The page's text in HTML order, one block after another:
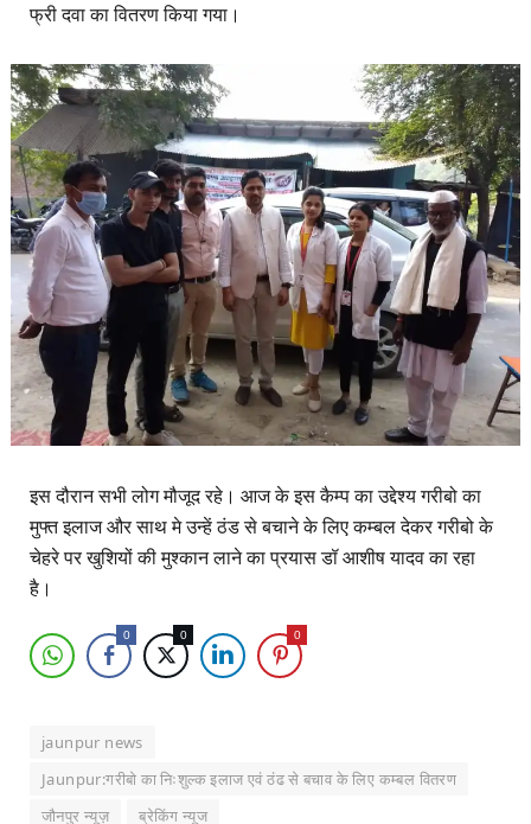
फ्री दवा का वितरण किया गया।
इस दौरान सभी लोग मौजूद रहे। आज के इस कैम्प का उद्देश्य गरीबो का
मुफ्त इलाज और साथ मे उन्हें ठंड से बचाने के लिए कम्बल देकर गरीबो के
चेहरे पर खुशियों की मुश्कान लाने का प्रयास डॉ आशीष यादव का रहा
है।
0 0 0
jaunpur news
Jaunpur:गरीबो का निःशुल्क इलाज एवं ठंढ से बचाव के लिए कम्बल वितरण
जौनपुर न्यूज़
ब्रेकिंग न्यूज